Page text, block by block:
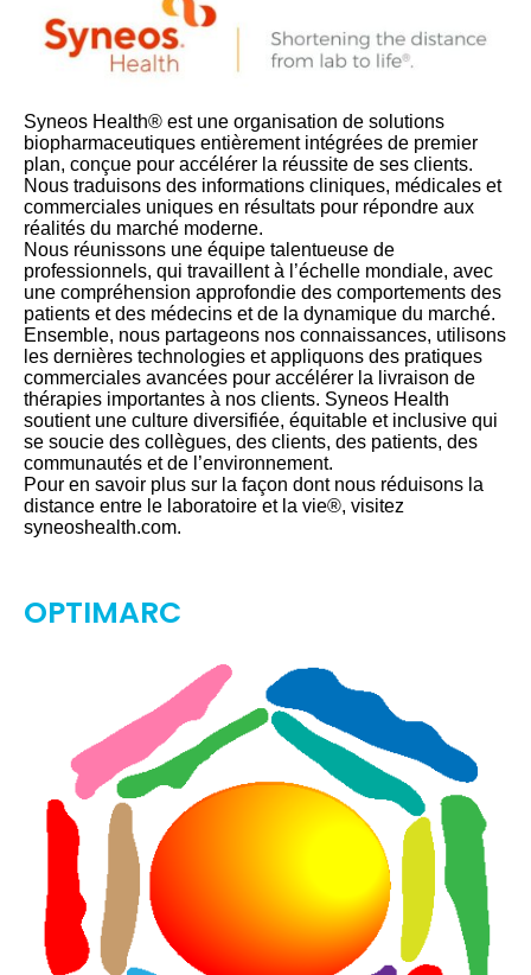
Syneos Health® est une organisation de solutions
biopharmaceutiques entièrement intégrées de premier
plan, conçue pour accélérer la réussite de ses clients.
Nous traduisons des informations cliniques, médicales et
commerciales uniques en résultats pour répondre aux
réalités du marché moderne.
Nous réunissons une équipe talentueuse de
professionnels, qui travaillent à l’échelle mondiale, avec
une compréhension approfondie des comportements des
patients et des médecins et de la dynamique du marché.
Ensemble, nous partageons nos connaissances, utilisons
les dernières technologies et appliquons des pratiques
commerciales avancées pour accélérer la livraison de
thérapies importantes à nos clients. Syneos Health
soutient une culture diversifiée, équitable et inclusive qui
se soucie des collègues, des clients, des patients, des
communautés et de l’environnement.
Pour en savoir plus sur la façon dont nous réduisons la
distance entre le laboratoire et la vie®, visitez
syneoshealth.com.
OPTIMARC